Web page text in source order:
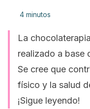
4 minutos
La
realizado a base
Se cree que
físico y la salud
¡Sigue leyendo!